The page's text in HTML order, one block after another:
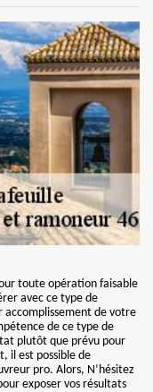
toute opération faisable
avec ce type de
de votre
de ce type de
plutôt que prévu pour
il est possible de
pro. Alors, N’hésitez
exposer vos résultats